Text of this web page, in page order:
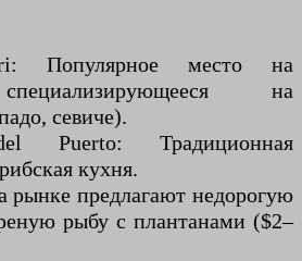
Популярное место на
на
севиче).
Puerto: Традиционная
кухня.
рынке предлагают недорогую
рыбу с плантанами ($2–